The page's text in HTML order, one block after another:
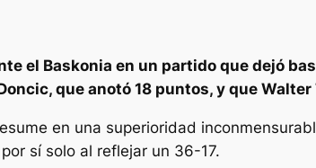
el Baskonia en un partido que dejó
que anotó 18 puntos, y que
en una superioridad
sí solo al reflejar un 36-17.